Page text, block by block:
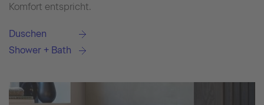
Komfort entspricht.
Duschen
Shower + Bath